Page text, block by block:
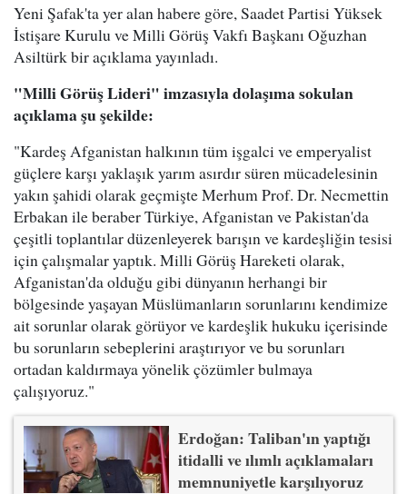
Yeni Şafak'ta yer alan habere göre, Saadet Partisi Yüksek
İstişare Kurulu ve Milli Görüş Vakfı Başkanı Oğuzhan
Asiltürk bir açıklama yayınladı.
"Milli Görüş Lideri" imzasıyla dolaşıma sokulan
açıklama şu şekilde:
"Kardeş Afganistan halkının tüm işgalci ve emperyalist
güçlere karşı yaklaşık yarım asırdır süren mücadelesinin
yakın şahidi olarak geçmişte Merhum Prof. Dr. Necmettin
Erbakan ile beraber Türkiye, Afganistan ve Pakistan'da
çeşitli toplantılar düzenleyerek barışın ve kardeşliğin tesisi
için çalışmalar yaptık. Milli Görüş Hareketi olarak,
Afganistan'da olduğu gibi dünyanın herhangi bir
bölgesinde yaşayan Müslümanların sorunlarını kendimize
ait sorunlar olarak görüyor ve kardeşlik hukuku içerisinde
bu sorunların sebeplerini araştırıyor ve bu sorunları
ortadan kaldırmaya yönelik çözümler bulmaya
çalışıyoruz."
Erdoğan: Taliban'ın yaptığı
itidalli ve ılımlı açıklamaları
memnuniyetle karşılıyoruz